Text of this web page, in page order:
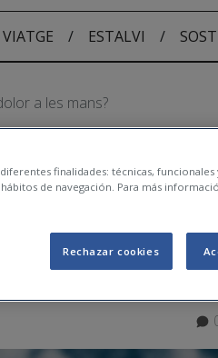
VIATGE / ESTALVI /
a les mans?
finalidades: técnicas, funcionales
de navegación. Para más
Rechazar cookies